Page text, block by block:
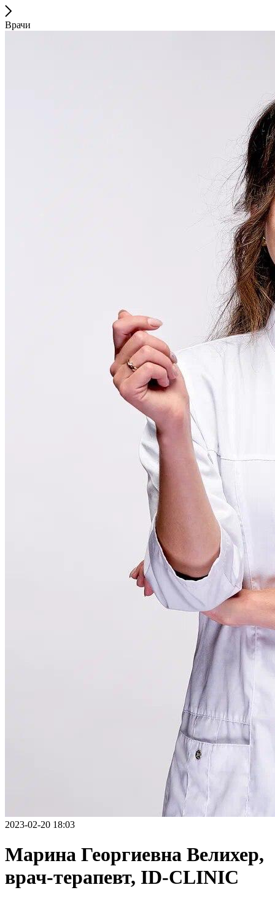
Врачи
2023-02-20 18:03
Марина Георгиевна Велихер,
врач-терапевт, ID-CLINIC